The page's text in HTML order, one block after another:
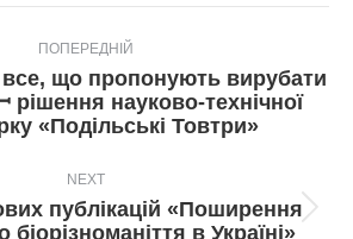
ПОПЕРЕДНІЙ
Попередній
пост:
що пропонують вирубати
рішення науково-технічної
«Подільські Товтри»
NEXT
Next
публікацій «Поширення
біорізноманіття в Україні»